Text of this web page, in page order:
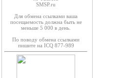
SMSP.ru
Для обмена ссылками ваша
посещаемость должна быть не
меньше 5 000 в день.
По поводу обмена ссылками
пишите на ICQ 877-989